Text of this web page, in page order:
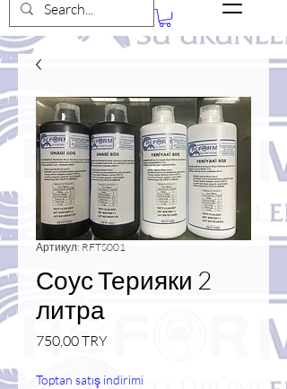
Артикул: RFTS001
Соус Терияки 2
литра
750,00 TRYЦена
Toptan satış indirimi